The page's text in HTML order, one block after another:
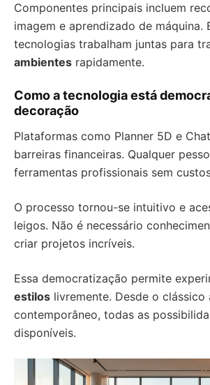
Componentes principais incluem
imagem e aprendizado de máquina.
tecnologias trabalham juntas para
ambientes rapidamente.
Como a tecnologia está
decoração
Plataformas como Planner 5D e
barreiras financeiras. Qualquer
ferramentas profissionais sem
O processo tornou-se intuitivo e
leigos. Não é necessário
criar projetos incríveis.
Essa democratização permite
estilos livremente. Desde o clássico
contemporâneo, todas as
disponíveis.